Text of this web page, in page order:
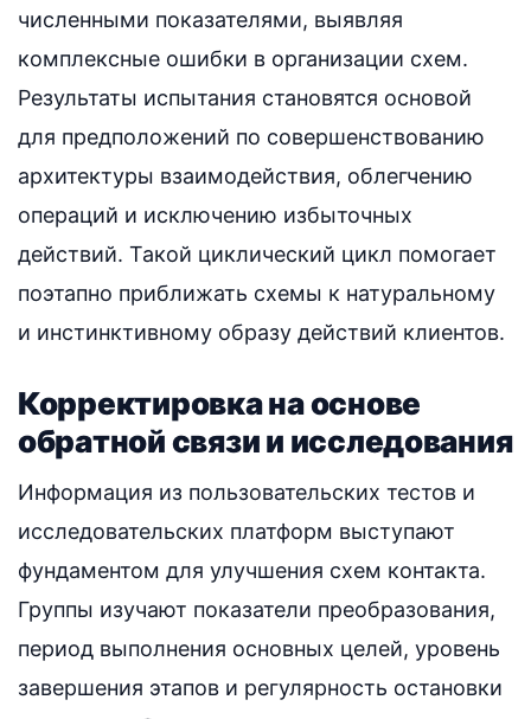
численными показателями, выявляя
комплексные ошибки в организации схем.
Результаты испытания становятся основой
для предположений по совершенствованию
архитектуры взаимодействия, облегчению
операций и исключению избыточных
действий. Такой циклический цикл помогает
поэтапно приближать схемы к натуральному
и инстинктивному образу действий клиентов.
Корректировка на основе
обратной связи и исследования
Информация из пользовательских тестов и
исследовательских платформ выступают
фундаментом для улучшения схем контакта.
Группы изучают показатели преобразования,
период выполнения основных целей, уровень
завершения этапов и регулярность остановки